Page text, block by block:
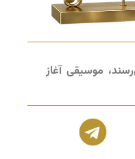
موسیقی آغاز